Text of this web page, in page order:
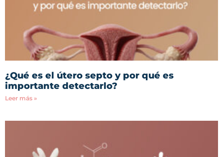
¿Qué es el útero septo y por qué es
importante detectarlo?
Leer más »